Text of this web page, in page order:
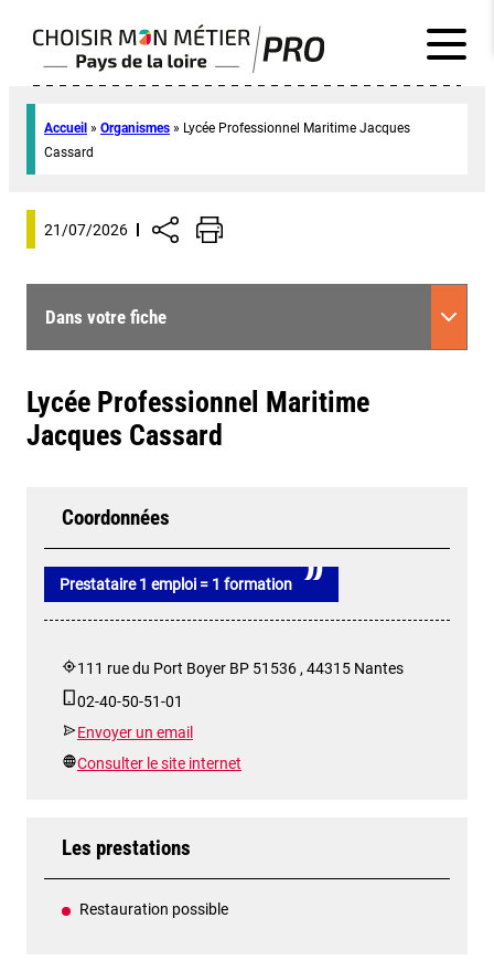
Accueil » Organismes » Lycée Professionnel Maritime Jacques
Cassard
21/07/2026
Dans votre fiche
Lycée Professionnel Maritime
Jacques Cassard
Coordonnées
Prestataire 1 emploi = 1 formation
111 rue du Port Boyer BP 51536 , 44315 Nantes
02-40-50-51-01
Envoyer un email
Consulter le site internet
Les prestations
Restauration possible